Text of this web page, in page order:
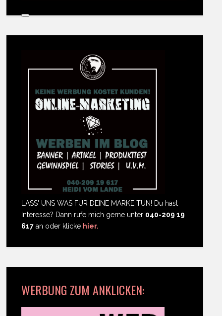
LASS' UNS WAS FÜR DEINE MARKE TUN! Du hast
Interesse? Dann rufe mich gerne unter 040-209 19
617 an oder klicke hier.
WERBUNG ZUM ANKLICKEN: